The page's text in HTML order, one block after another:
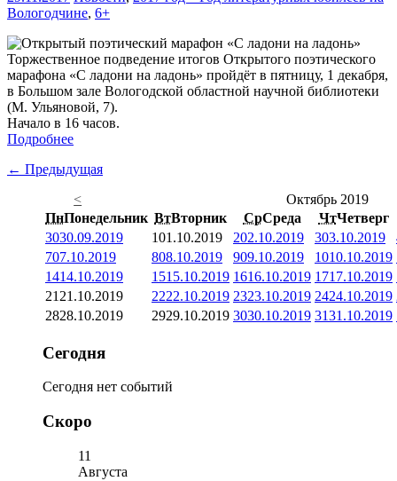
Вологодчине, 6+
Торжественное подведение итогов Открытого поэтического
марафона «С ладони на ладонь» пройдёт в пятницу, 1 декабря,
в Большом зале Вологодской областной научной библиотеки
(М. Ульяновой, 7).
Начало в 16 часов.
Подробнее
← Предыдущая
<
Октябрь 2019
ПнПонедельник ВтВторник СрСреда ЧтЧетверг
3030.09.2019 101.10.2019 202.10.2019 303.10.2019
707.10.2019 808.10.2019 909.10.2019 1010.10.2019
1414.10.2019 1515.10.2019 1616.10.2019 1717.10.2019
21 21.10.2019 2222.10.2019 2323.10.2019 2424.10.2019
2828.10.2019 2929.10.2019 3030.10.2019 3131.10.2019
Сегодня
Сегодня нет событий
Скоро
11
Августа